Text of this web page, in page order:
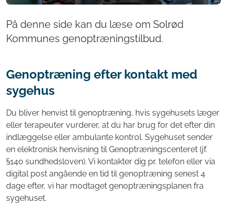
På denne side kan du læse om Solrød
Kommunes genoptræningstilbud.
Genoptræning efter kontakt med
sygehus
Du bliver henvist til genoptræning, hvis sygehusets læger
eller terapeuter vurderer, at du har brug for det efter din
indlæggelse eller ambulante kontrol. Sygehuset sender
en elektronisk henvisning til Genoptræningscenteret (jf.
§140 sundhedsloven). Vi kontakter dig pr. telefon eller via
digital post angående en tid til genoptræning senest 4
dage efter, vi har modtaget genoptræningsplanen fra
sygehuset.